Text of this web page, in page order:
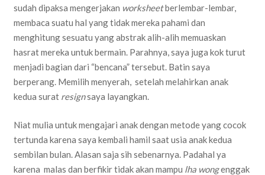
sudah dipaksa mengerjakan worksheetberlembar-lembar,
membaca suatu hal yang tidak mereka pahami dan
menghitung sesuatu yang abstrak alih-alih memuaskan
hasrat mereka untuk bermain. Parahnya, saya juga kok turut
menjadi bagian dari “bencana” tersebut. Batin saya
berperang. Memilih menyerah, setelah melahirkan anak
kedua surat resignsaya layangkan.
Niat mulia untuk mengajari anak dengan metode yang cocok
tertunda karena saya kembali hamil saat usia anak kedua
sembilan bulan. Alasan saja sih sebenarnya. Padahal ya
karena malas dan berfikir tidak akan mampu lha wongenggak